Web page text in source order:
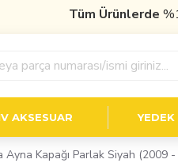
Tüm Ürünlerde%10
AKSESUAR
Kapağı Parlak Siyah (2009